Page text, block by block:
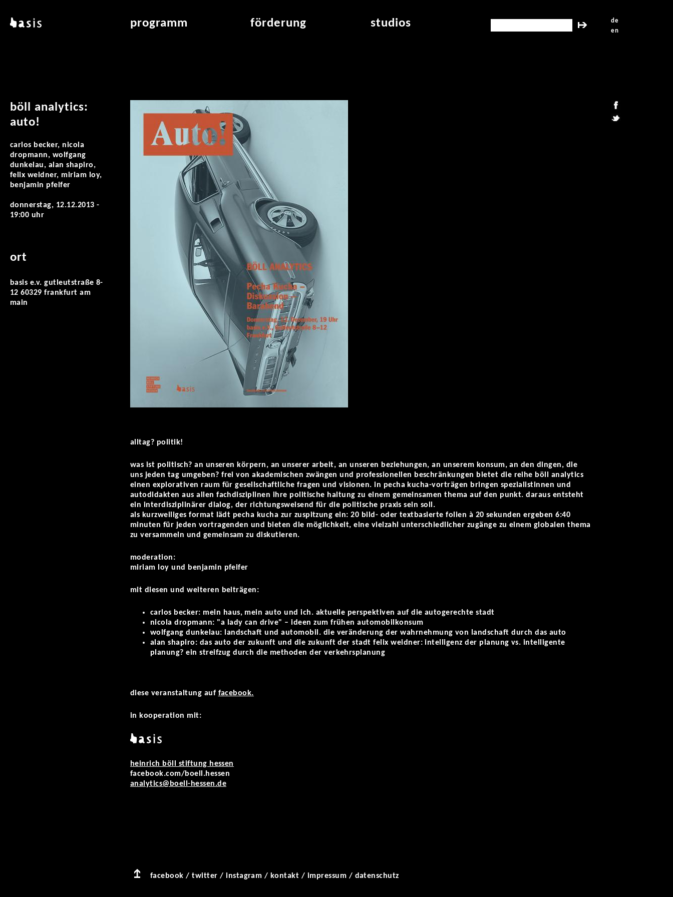
basis programm förderung studios
de
en
böll analytics:
auto!
carlos becker, nicola
dropmann, wolfgang
dunkelau, alan shapiro,
felix weidner, miriam loy,
benjamin pfeifer
donnerstag, 12.12.2013 -
19:00 uhr
ort
basis e.v. gutleutstraße 8-
12 60329 frankfurt am
main
alltag? politik!
was ist politisch? an unseren körpern, an unserer arbeit, an unseren beziehungen, an unserem konsum, an den dingen, die
uns jeden tag umgeben? frei von akademischen zwängen und professionellen beschränkungen bietet die reihe böll analytics
einen explorativen raum für gesellschaftliche fragen und visionen. in pecha kucha-vorträgen bringen spezialistinnen und
autodidakten aus allen fachdisziplinen ihre politische haltung zu einem gemeinsamen thema auf den punkt. daraus entsteht
ein interdisziplinärer dialog, der richtungsweisend für die politische praxis sein soll.
als kurzweiliges format lädt pecha kucha zur zuspitzung ein: 20 bild- oder textbasierte folien à 20 sekunden ergeben 6:40
minuten für jeden vortragenden und bieten die möglichkeit, eine vielzahl unterschiedlicher zugänge zu einem globalen thema
zu versammeln und gemeinsam zu diskutieren.
moderation:
miriam loy und benjamin pfeifer
mit diesen und weiteren beiträgen:
carlos becker: mein haus, mein auto und ich. aktuelle perspektiven auf die autogerechte stadt
nicola dropmann: "a lady can drive" – ideen zum frühen automobilkonsum
wolfgang dunkelau: landschaft und automobil. die veränderung der wahrnehmung von landschaft durch das auto
alan shapiro: das auto der zukunft und die zukunft der stadt felix weidner: intelligenz der planung vs. intelligente
planung? ein streifzug durch die methoden der verkehrsplanung
diese veranstaltung auf facebook.
in kooperation mit:
heinrich böll stiftung hessen
facebook.com/boell.hessen
analytics@boell-hessen.de
facebook /twitter /instagram / kontakt / impressum / datenschutz